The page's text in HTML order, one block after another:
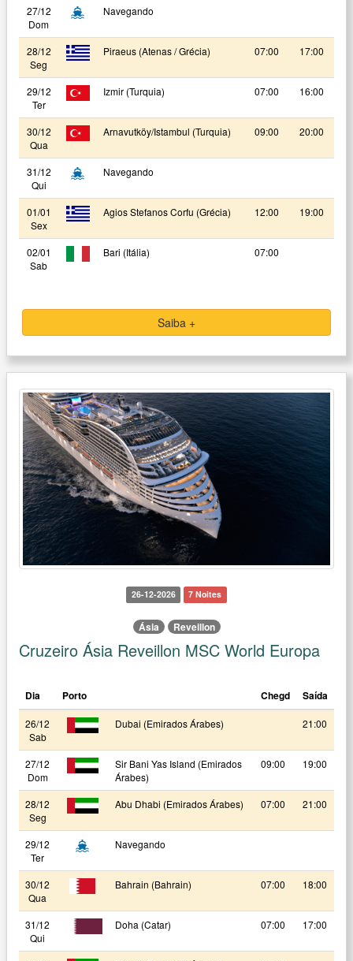
27/12
Dom
Navegando
28/12
Seg
Piraeus (Atenas / Grécia) 07:00 17:00
29/12
Ter
Izmir (Turquia) 07:00 16:00
30/12
Qua
Arnavutköy/Istambul (Turquia) 09:00 20:00
31/12
Qui
Navegando
01/01
Sex
Agios Stefanos Corfu (Grécia) 12:00 19:00
02/01
Sab
Bari (Itália) 07:00
Saiba +
26-12-2026 7 Noites
Ásia Reveillon
Cruzeiro Ásia Reveillon MSC World Europa
Dia Porto Chegd Saída
26/12
Sab
Dubai (Emirados Árabes) 21:00
27/12
Dom
Sir Bani Yas Island (Emirados
Árabes)
09:00 19:00
28/12
Seg
Abu Dhabi (Emirados Árabes) 07:00 21:00
29/12
Ter
Navegando
30/12
Qua
Bahrain (Bahrain) 07:00 18:00
31/12
Qui
Doha (Catar) 07:00 17:00